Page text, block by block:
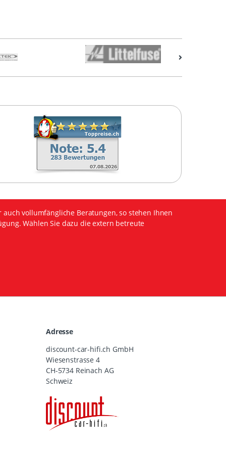
vollumfängliche Beratungen, so stehen Ihnen
Wählen Sie dazu die extern betreute
Adresse
discount-car-hifi.ch GmbH
Wiesenstrasse 4
CH-5734 Reinach AG
Schweiz